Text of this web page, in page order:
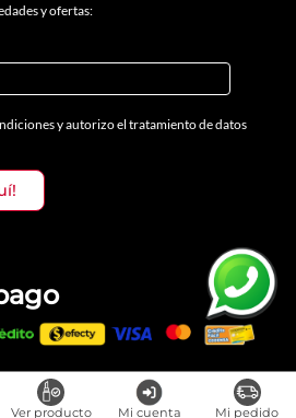
Ver producto Mi cuenta Mi pedido
y ofertas:
yautorizo el tratamiento de datos
Prosalon Distribuciones S.A.S., 2023